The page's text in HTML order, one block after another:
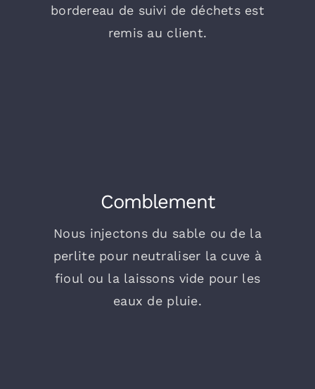
bordereau de suivi de déchets est
remis au client.
Comblement
Nous injectons du sable ou de la
perlite pour neutraliser la cuve à
fioul ou la laissons vide pour les
eaux de pluie.